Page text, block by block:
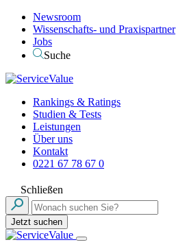
Newsroom
Wissenschafts- und Praxispartner
Jobs
Suche
Rankings & Ratings
Studien & Tests
Leistungen
Über uns
Kontakt
0221 67 78 67 0
Schließen
Jetzt suchen